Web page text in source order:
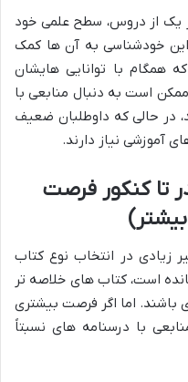
یک از دروس، سطح علمی خود
این خودشناسی به آن ها کمک
همگام با توانایی هایشان
است به دنبال منابعی با
در حالی که داوطلبان ضعیف
آموزشی نیاز دارند.
تا کنکور فرصت
زیادی در انتخاب نوع کتاب
است، کتاب های خلاصه تر
باشند. اما اگر فرصت بیشتری
با درسنامه های نسبتاً